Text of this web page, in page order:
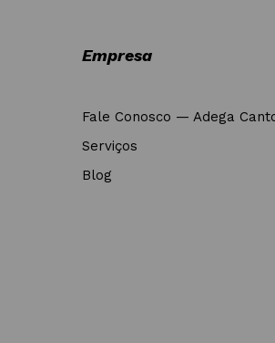
Empresa
Fale Conosco — Adega
Serviços
Blog